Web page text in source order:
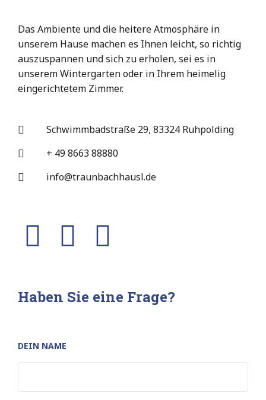
Das Ambiente und die heitere Atmosphäre in
unserem Hause machen es Ihnen leicht, so richtig
auszuspannen und sich zu erholen, sei es in
unserem Wintergarten oder in Ihrem heimelig
eingerichtetem Zimmer.
Schwimmbadstraße 29, 83324 Ruhpolding
+ 49 8663 88880
info@traunbachhausl.de
Haben Sie eine Frage?
DEIN NAME